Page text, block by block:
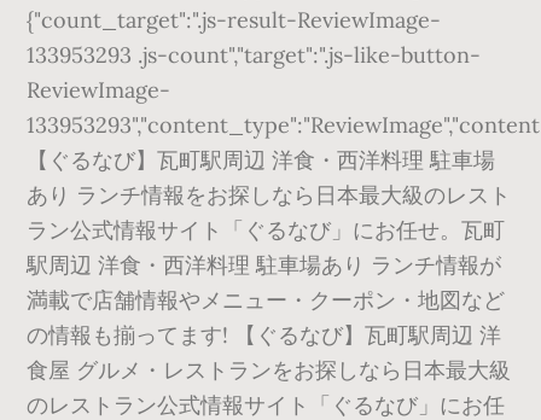
{"count_target":".js-result-ReviewImage-
133953293 .js-count","target":".js-like-button-
ReviewImage-
【ぐるなび】瓦町駅周辺 洋食・西洋料理 駐車場
あり ランチ情報をお探しなら日本最大級のレスト
ラン公式情報サイト「ぐるなび」にお任せ。瓦町
駅周辺 洋食・西洋料理 駐車場あり ランチ情報が
満載で店舗情報やメニュー・クーポン・地図など
の情報も揃ってます! 【ぐるなび】瓦町駅周辺 洋
食屋 グルメ・レストランをお探しなら日本最大級
のレストラン公式情報サイト「ぐるなび」にお任